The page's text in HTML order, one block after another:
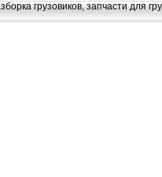
грузовиков, запчасти для